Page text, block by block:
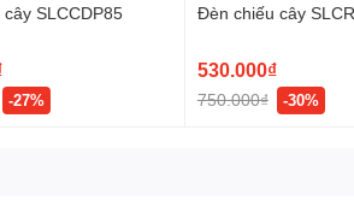
SLCCDP85
-27%
Đèn chiếu cây
530.000₫
750.000₫ -30%